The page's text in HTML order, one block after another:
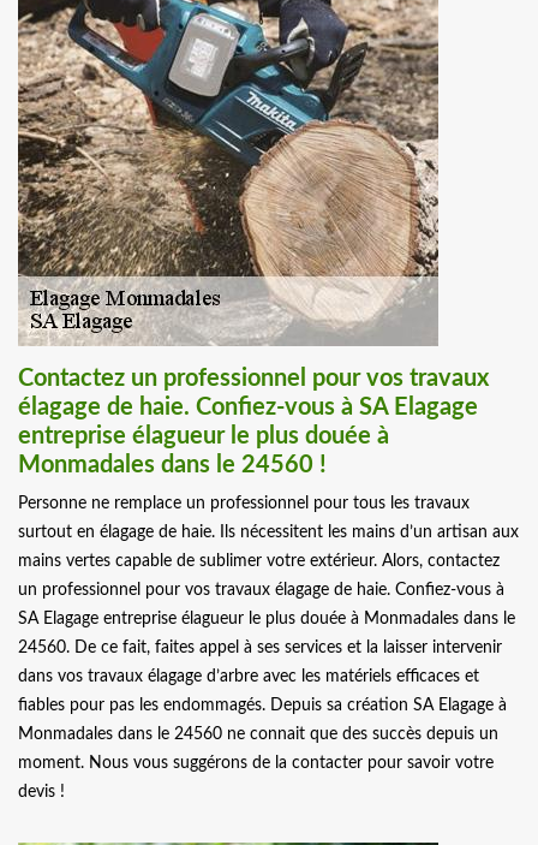
Contactez un professionnel pour vos travaux
élagage de haie. Confiez-vous à SA Elagage
entreprise élagueur le plus douée à
Monmadales dans le 24560 !
Personne ne remplace un professionnel pour tous les travaux
surtout en élagage de haie. Ils nécessitent les mains d’un artisan aux
mains vertes capable de sublimer votre extérieur. Alors, contactez
un professionnel pour vos travaux élagage de haie. Confiez-vous à
SA Elagage entreprise élagueur le plus douée à Monmadales dans le
24560. De ce fait, faites appel à ses services et la laisser intervenir
dans vos travaux élagage d’arbre avec les matériels efficaces et
fiables pour pas les endommagés. Depuis sa création SA Elagage à
Monmadales dans le 24560 ne connait que des succès depuis un
moment. Nous vous suggérons de la contacter pour savoir votre
devis !